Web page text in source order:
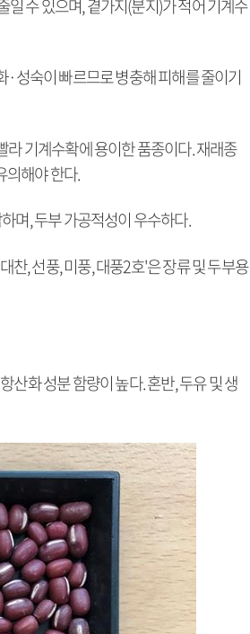
수 있으며, 곁가지(분지)가 적어 기계수
성숙이 빠르므로 병충해 피해를 줄이기
기계수확에 용이한 품종이다. 재래종
의해야 한다.
며, 두부 가공적성이 우수하다.
찬, 선풍, 미풍, 대풍2호'은 장류 및 두부용
산화 성분 함량이 높다. 혼반, 두유 및 생